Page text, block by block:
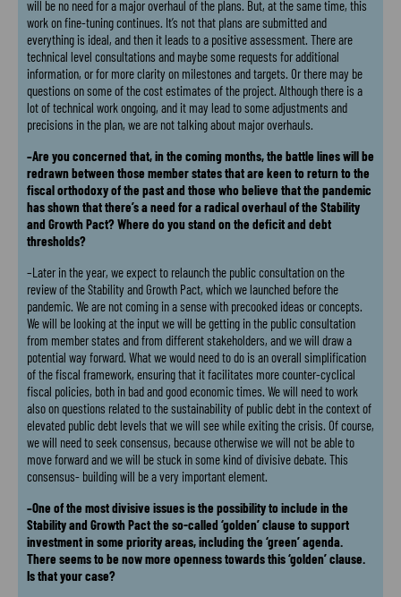
will be no need for a major overhaul of the plans. But, at the same time, this
work on fine-tuning continues. It’s not that plans are submitted and
everything is ideal, and then it leads to a positive assessment. There are
technical level consultations and maybe some requests for additional
information, or for more clarity on milestones and targets. Or there may be
questions on some of the cost estimates of the project. Although there is a
lot of technical work ongoing, and it may lead to some adjustments and
precisions in the plan, we are not talking about major overhauls.
–Are you concerned that, in the coming months, the battle lines will be
redrawn between those member states that are keen to return to the
fiscal orthodoxy of the past and those who believe that the pandemic
has shown that there’s a need for a radical overhaul of the Stability
and Growth Pact? Where do you stand on the deficit and debt
thresholds?
–Later in the year, we expect to relaunch the public consultation on the
review of the Stability and Growth Pact, which we launched before the
pandemic. We are not coming in a sense with precooked ideas or concepts.
We will be looking at the input we will be getting in the public consultation
from member states and from different stakeholders, and we will draw a
potential way forward. What we would need to do is an overall simplification
of the fiscal framework, ensuring that it facilitates more counter-cyclical
fiscal policies, both in bad and good economic times. We will need to work
also on questions related to the sustainability of public debt in the context of
elevated public debt levels that we will see while exiting the crisis. Of course,
we will need to seek consensus, because otherwise we will not be able to
move forward and we will be stuck in some kind of divisive debate. This
consensus- building will be a very important element.
–One of the most divisive issues is the possibility to include in the
Stability and Growth Pact the so-called ‘golden’ clause to support
investment in some priority areas, including the ‘green’ agenda.
There seems to be now more openness towards this ‘golden’ clause.
Is that your case?